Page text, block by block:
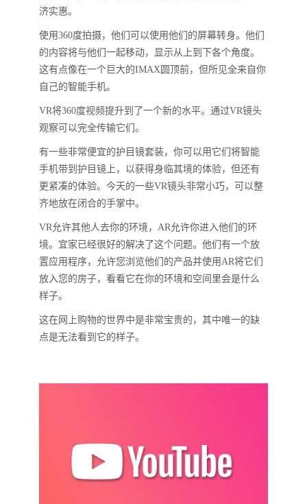
济实惠。
使用360度拍摄，他们可以使用他们的屏幕转身。他们
的内容将与他们一起移动，显示从上到下各个角度。
这有点像在一个巨大的IMAX圆顶前，但所见全来自你
自己的智能手机。
VR将360度视频提升到了一个新的水平。通过VR镜头
观察可以完全传输它们。
有一些非常便宜的护目镜套装，你可以用它们将智能
手机带到护目镜上，以获得身临其境的体验，但还有
更紧凑的体验。今天的一些VR镜头非常小巧，可以整
齐地放在闭合的手掌中。
VR允许其他人去你的环境，AR允许你进入他们的环
境。宜家已经很好的解决了这个问题。他们有一个放
置应用程序，允许您浏览他们的产品并使用AR将它们
放入您的房子，看看它在你的环境和空间里会是什么
样子。
这在网上购物的世界中是非常宝贵的，其中唯一的缺
点是无法看到它的样子。